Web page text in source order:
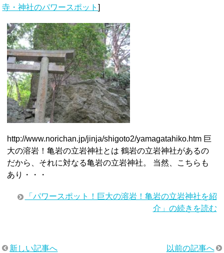
寺・神社のパワースポット]
http://www.norichan.jp/jinja/shigoto2/yamagatahiko.htm 巨
大の溶岩！亀岩の立岩神社とは 鶴岩の立岩神社があるの
だから、それに対なる亀岩の立岩神社。 当然、こちらも
あり・・・
「パワースポット！巨大の溶岩！亀岩の立岩神社を紹
介」の続きを読む
以前の記事へ
新しい記事へ